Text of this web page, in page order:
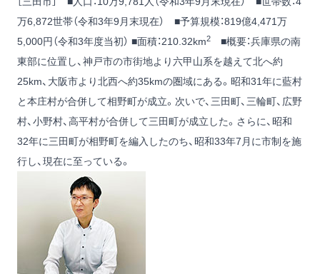
万6,872世帯（令和3年9月末現在） ■予算規模：819億4,471万
5,000円（令和3年度当初） ■面積：210.32km2
■概要：兵庫県の南
東部に位置し、神戸市の市街地より六甲山系を越えて北へ約
25km、大阪市より北西へ約35kmの圏域にある。昭和31年に藍村
と本庄村が合併して相野町が成立。次いで、三田町、三輪町、広野
村、小野村、高平村が合併して三田町が成立した。さらに、昭和
32年に三田町が相野町を編入したのち、昭和33年7月に市制を施
行し、現在に至っている。